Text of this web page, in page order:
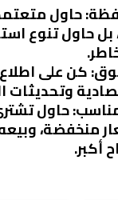
: حاول
حاول تنوع
: كن على
: حاول
منخفضة،
أكبر.